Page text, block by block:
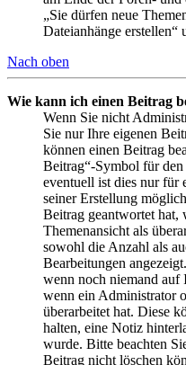
„Sie dürfen neue
Dateianhänge erstellen“
Nach oben
Wie kann ich einen Beitrag
Wenn Sie nicht
Sie nur Ihre eigenen
können einen Beitrag
Beitrag“-Symbol für
eventuell ist dies nur für
seiner Erstellung
Beitrag geantwortet
Themenansicht als
sowohl die Anzahl als
Bearbeitungen
wenn noch niemand auf
wenn ein Administrator
überarbeitet hat. Diese
halten, eine Notiz
wurde. Bitte beachten
Beitrag nicht löschen